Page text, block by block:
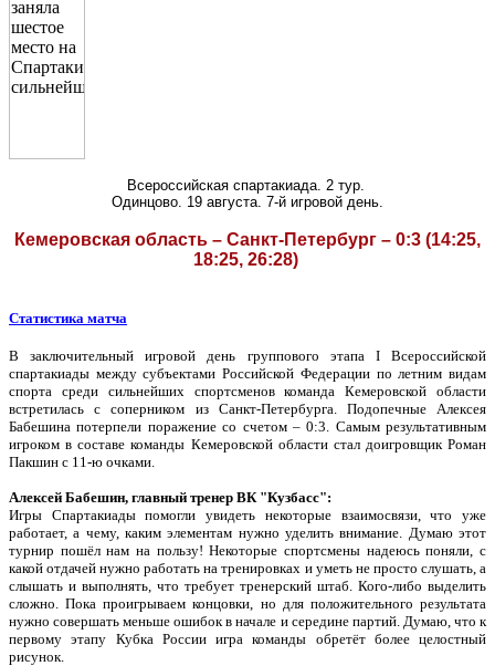
Всероссийская спартакиада. 2 тур.
Одинцово. 19 августа. 7-й игровой день.
Кемеровская область – Санкт-Петербург – 0:3 (14:25,
18:25, 26:28)
Статистика матча
В заключительный игровой день группового этапа IВсероссийской
спартакиады между субъектами Российской Федерации по летним видам
спорта среди сильнейших спортсменов команда Кемеровской области
встретилась с соперником из Санкт-Петербурга. Подопечные Алексея
Бабешина потерпели поражение со счетом – 0:3. Самым результативным
игроком в составе команды Кемеровской области стал доигровщик Роман
Пакшин с 11-ю очками.
Алексей Бабешин, главный тренер ВК "Кузбасс":
Игры Спартакиады помогли увидеть некоторые взаимосвязи, что уже
работает, а чему, каким элементам нужно уделить внимание. Думаю этот
турнир пошёл нам на пользу! Некоторые спортсмены надеюсь поняли, с
какой отдачей нужно работать на тренировках и уметь не просто слушать, а
слышать и выполнять, что требует тренерский штаб. Кого-либо выделить
сложно. Пока проигрываем концовки, но для положительного результата
нужно совершать меньше ошибок в начале и середине партий. Думаю, что к
первому этапу Кубка России игра команды обретёт более целостный
рисунок.